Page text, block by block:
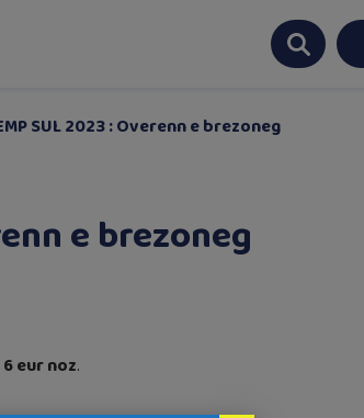
SUL 2023 : Overenn e brezoneg
e brezoneg
6 eur noz.